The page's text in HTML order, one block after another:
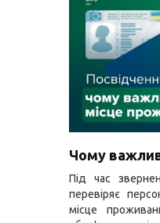
Чому
Під час
перевіряє
місце